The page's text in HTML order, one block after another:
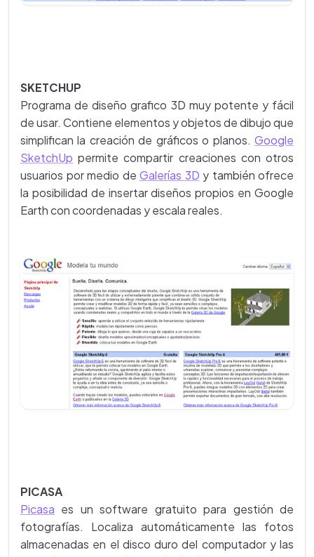
SKETCHUP
Programa de diseño grafico 3D muy potente y fácil
de usar. Contiene elementos y objetos de dibujo que
simplifican la creación de gráficos o planos. Google
SketchUp permite compartir creaciones con otros
usuarios por medio de Galerías 3D y también ofrece
la posibilidad de insertar diseños propios en Google
Earth con coordenadas y escala reales.
PICASA
Picasa es un software gratuito para gestión de
fotografías. Localiza automáticamente las fotos
almacenadas en el disco duro del computador y las